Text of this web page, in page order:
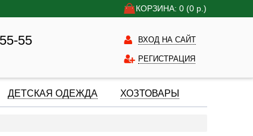
КОРЗИНА: 0 (0 р.)
55 ВХОД НА САЙТ
РЕГИСТРАЦИЯ
ДЕТСКАЯ ОДЕЖДА ХОЗТОВАРЫ